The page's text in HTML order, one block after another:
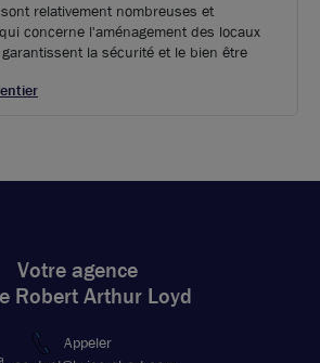
DARDILLY - Techlid
relativement nombreuses et
concerne l'aménagement des locaux
la sécurité et le bien être
Votre agence
Robert Arthur Loyd
Appeler